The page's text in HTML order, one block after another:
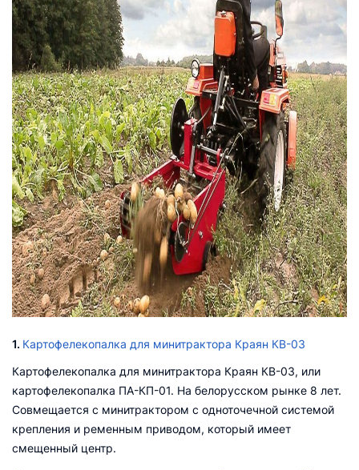
1. Картофелекопалка для минитрактора Краян КВ-03
Картофелекопалка для минитрактора Краян КВ-03, или
картофелекопалка ПА-КП-01. На белорусском рынке 8 лет.
Совмещается с минитрактором с одноточечной системой
крепления и ременным приводом, который имеет
смещенный центр.